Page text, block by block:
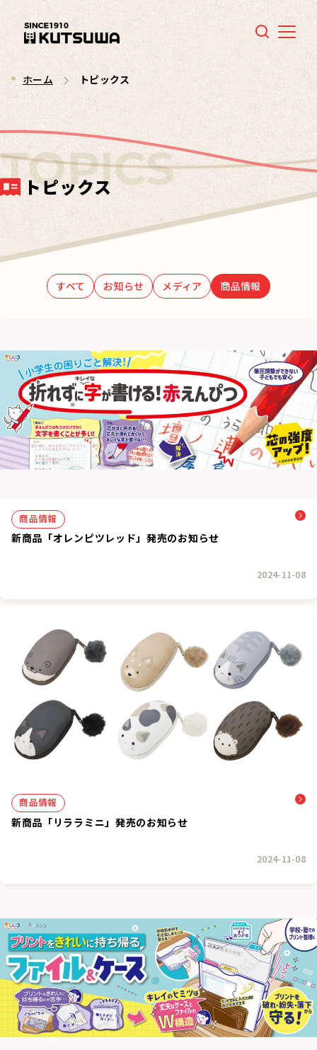
Menu
ホーム トピックス
トピックス
すべて お知らせ メディア 商品情報
商品情報
新商品「オレンピツレッド」発売のお知らせ
2024-11-08
商品情報
新商品「リララミニ」発売のお知らせ
2024-11-08